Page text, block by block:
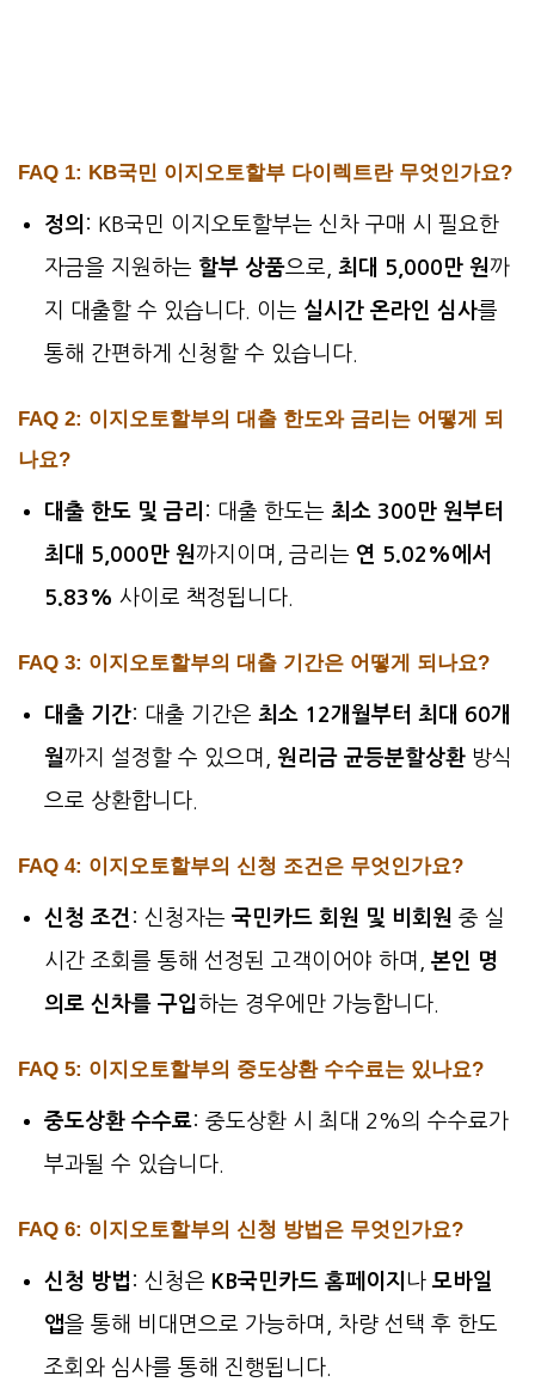
FAQ 1: KB국민 이지오토할부 다이렉트란 무엇인가요?
정의 : KB국민 이지오토할부는 신차 구매 시 필요한
자금을 지원하는 할부 상품으로, 최대 5,000만 원까
지 대출할 수 있습니다. 이는 실시간 온라인 심사를
통해 간편하게 신청할 수 있습니다.
FAQ 2: 이지오토할부의 대출 한도와 금리는 어떻게 되
나요?
대출 한도 및 금리 : 대출 한도는 최소 300만 원부터
최대 5,000만 원까지이며, 금리는 연 5.02%에서
5.83% 사이로 책정됩니다.
FAQ 3: 이지오토할부의 대출 기간은 어떻게 되나요?
대출 기간: 대출 기간은 최소 12개월부터 최대 60개
월까지 설정할 수 있으며, 원리금 균등분할상환방식
으로 상환합니다.
FAQ 4: 이지오토할부의 신청 조건은 무엇인가요?
신청 조건 : 신청자는 국민카드 회원 및 비회원 중 실
시간 조회를 통해 선정된 고객이어야 하며, 본인 명
의로 신차를 구입하는 경우에만 가능합니다.
FAQ 5: 이지오토할부의 중도상환 수수료는 있나요?
중도상환 수수료: 중도상환 시 최대 2%의 수수료가
부과될 수 있습니다.
FAQ 6: 이지오토할부의 신청 방법은 무엇인가요?
신청 방법 : 신청은 KB국민카드 홈페이지 나 모바일
앱을 통해 비대면으로 가능하며, 차량 선택 후 한도
조회와 심사를 통해 진행됩니다.